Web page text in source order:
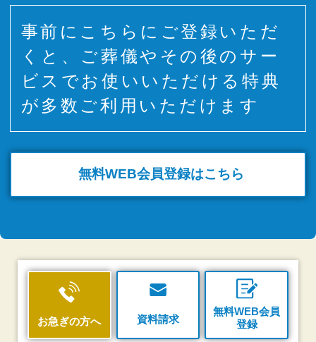
事前にこちらにご登録いただ
くと、ご葬儀やその後のサー
ビスでお使いいただける特典
が多数ご利用いただけます
無料WEB会員登録はこちら
お急ぎの方へ 資料請求
無料WEB会員
登録